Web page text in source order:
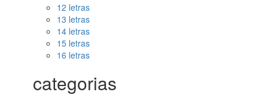
12 letras
13 letras
14 letras
15 letras
16 letras
categorias